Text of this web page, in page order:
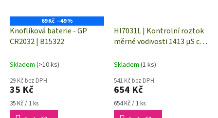
69 Kč –49 %
Knoflíková baterie - GP
CR2032 | B15322
Skladem (>10 ks)
29 Kč bez DPH
35 Kč
Měrná
cena:
35 Kč / 1 ks
HI7031L | Kontrolní roztok
měrné vodivosti 1413 µS cm
Skladem (1 ks)
541 Kč bez DPH
654 Kč
Měrná
cena:
654 Kč / 1 ks